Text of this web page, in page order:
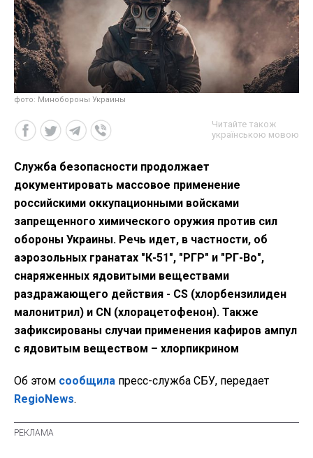
фото: Минобороны Украины
Читайте також
українською мовою
Служба безопасности продолжает
документировать массовое применение
российскими оккупационными войсками
запрещенного химического оружия против сил
обороны Украины. Речь идет, в частности, об
аэрозольных гранатах "К-51", "РГР" и "РГ-Во",
снаряженных ядовитыми веществами
раздражающего действия - CS (хлорбензилиден
малонитрил) и CN (хлорацетофенон). Также
зафиксированы случаи применения кафиров ампул
с ядовитым веществом – хлорпикрином
Об этом сообщила пресс-служба СБУ, передает
RegioNews.